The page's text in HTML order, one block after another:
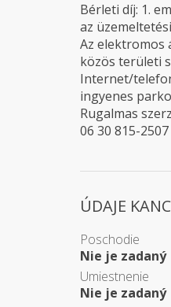
Bérleti díj: 1.
az
Az elektromos
közös területi
Internet/
ingyenes
Rugalmas
06 30 815-2507
ÚDAJE
Poschodie
Nie je zadaný
Umiestnenie
Nie je zadaný